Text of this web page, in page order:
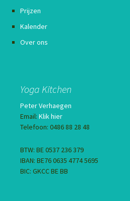
Prijzen
Kalender
Over ons
Yoga Kitchen
Peter Verhaegen
Email: Klik hier
Telefoon: 0486 88 28 48
BTW: BE 0537 236 379
IBAN: BE76 0635 4774 5695
BIC: GKCC BE BB